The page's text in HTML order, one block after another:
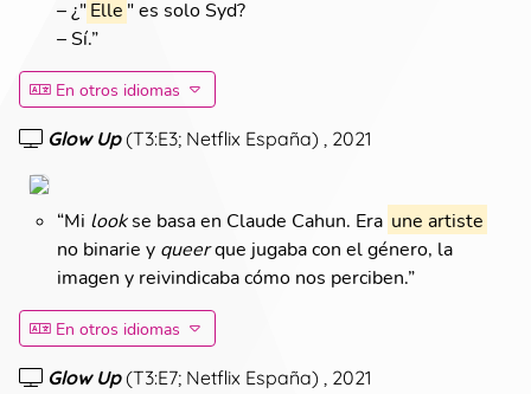
– ¿" Elle " es solo Syd?
– Sí.”
En otros idiomas
Glow Up(T3:E3; Netflix España) , 2021
“Mi lookse basa en Claude Cahun. Era une artiste
no binarie y queerque jugaba con el género, la
imagen y reivindicaba cómo nos perciben.”
En otros idiomas
Glow Up(T3:E7; Netflix España) , 2021